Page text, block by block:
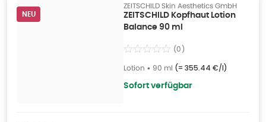
NEU
ZEITSCHILD Skin Aesthetics GmbH
ZEITSCHILD Kopfhaut Lotion
Balance 90 ml
(0)
Lotion • 90 ml (= 355.44 €/l)
Sofort verfügbar